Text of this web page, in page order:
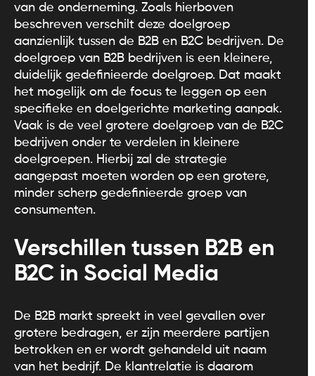
van de onderneming. Zoals hierboven
beschreven verschilt deze doelgroep
aanzienlijk tussen de B2B en B2C bedrijven. De
doelgroep van B2B bedrijven is een kleinere,
duidelijk gedefinieerde doelgroep. Dat maakt
het mogelijk om de focus te leggen op een
specifieke en doelgerichte marketing aanpak.
Vaak is de veel grotere doelgroep van de B2C
bedrijven onder te verdelen in kleinere
doelgroepen. Hierbij zal de strategie
aangepast moeten worden op een grotere,
minder scherp gedefinieerde groep van
consumenten.
Verschillen tussen B2B en
B2C in Social Media
De B2B markt spreekt in veel gevallen over
grotere bedragen, er zijn meerdere partijen
betrokken en er wordt gehandeld uit naam
van het bedrijf. De klantrelatie is daarom